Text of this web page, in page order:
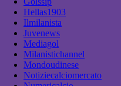
Hellas1903
Ilmilanista
Juvenews
Mediagol
Milanistichannel
Mondoudinese
Notiziecalciomercato